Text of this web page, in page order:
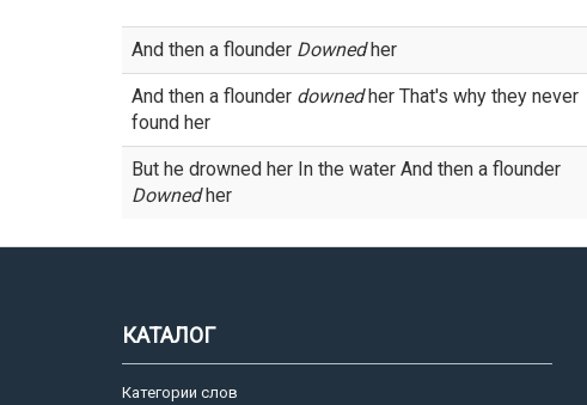
And then a flounder Downedher
And then a flounder downedher That's why they never
found her
But he drowned her In the water And then a flounder
Downedher
КАТАЛОГ
Категории слов